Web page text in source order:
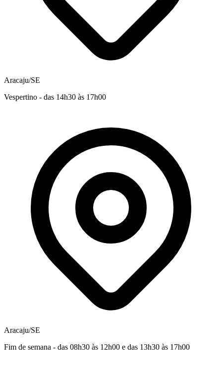
Aracaju/SE
Vespertino - das 14h30 às 17h00
Aracaju/SE
Fim de semana - das 08h30 às 12h00 e das 13h30 às 17h00